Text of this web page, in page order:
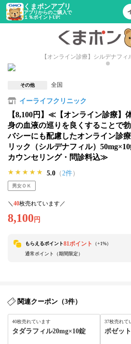
くまポンアプリ
アプリからのご購入で
１％ポイントUP!
【オンライン診療】シルデナフ
その他 全国
イーライフクリニック
【8,100円】≪【オンライン診療】
身の血液の巡りを良くすることで
バシーにも配慮したオンライン診
リック（シルデナフィル）
カウンセリング・問診料込≫
★★★★★
★★★★★
★★★★★ 5.0 （2件）
男女ＯＫ
＼ 40枚売れています／
8,100 円
もらえるポイント81ポイント （+1%）
通常ポイント（期間限定）
関連クーポン（3件）
40枚売れています
タダラフィル20mg×10錠
37枚売れて
ポゼッ